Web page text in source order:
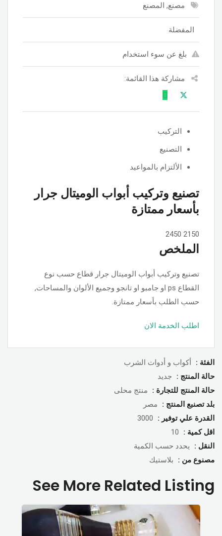
مصنع, المصنع
المفضلة
بلغ عن سوء استخدام
مشاركة هذا القائمة:
التركيب
التصنيع
الألتزام بالمواعيد
تصنيع وتركيب أبواب الوميتال جرار
بأسعار ممتازة
2150
2450
الملخص
تصنيع وتركيب أبواب الوميتال جرار قطاع حسب نوع
القطاع ps او جامبو او تانجو وجميع الألوان والمساحات,
حسب الطلب بأسعار ممتازة.
اطلب الخدمة الان
الفئة :
أكواب و أدوات الشرب
حالة المنتج :
جديد
حالة المنتج للتجارة :
منتج محلى
بلد تصنبع المنتج :
مصر
القدرة علي توفير :
3000
اقل كمية :
10
النقل :
يحدد حسب الكمية
مصنوع من :
بلاستيك
See More Related Listing